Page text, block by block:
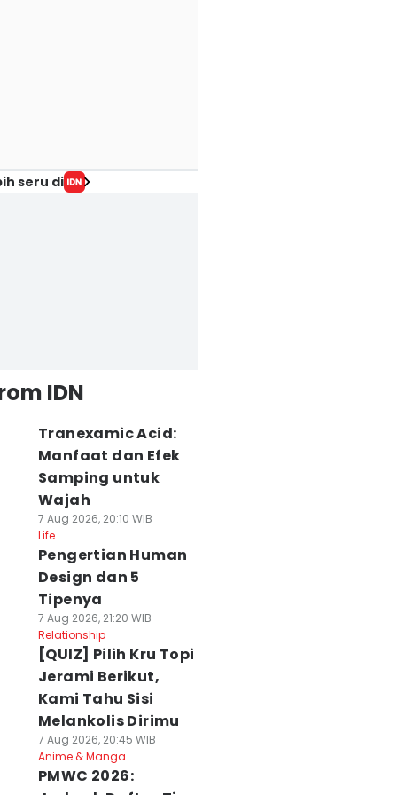
seru di
IDN
Tranexamic Acid:
Manfaat dan Efek
Samping untuk
Wajah
7 Aug 2026, 20:10 WIB
Life
Pengertian Human
Design dan 5
Tipenya
7 Aug 2026, 21:20 WIB
Relationship
[QUIZ] Pilih Kru Topi
Jerami Berikut,
Kami Tahu Sisi
Melankolis Dirimu
7 Aug 2026, 20:45 WIB
Anime & Manga
PMWC 2026: